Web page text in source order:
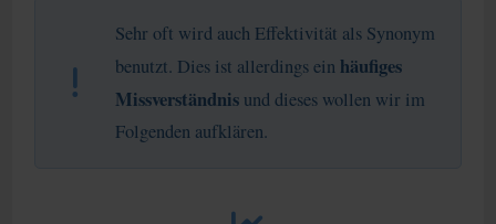
Sehr oft wird auch Effektivität als Synonym
benutzt. Dies ist allerdings ein häufiges
Missverständnis und dieses wollen wir im
Folgenden aufklären.